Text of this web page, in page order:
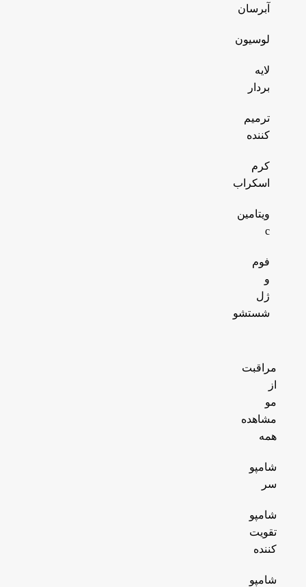
آبرسان
لوسیون
لایه
بردار
ترمیم
کننده
کرم
اسکراب
ویتامین
c
فوم
و
ژل
شستشو
مراقبت
از
مو
مشاهده
همه
شامپو
سر
شامپو
تقویت
کننده
شامپو